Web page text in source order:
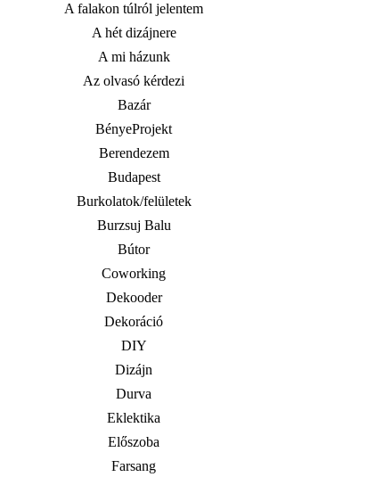
A falakon túlról jelentem
A hét dizájnere
A mi házunk
Az olvasó kérdezi
Bazár
BényeProjekt
Berendezem
Budapest
Burkolatok/felületek
Burzsuj Balu
Bútor
Coworking
Dekooder
Dekoráció
DIY
Dizájn
Durva
Eklektika
Előszoba
Farsang